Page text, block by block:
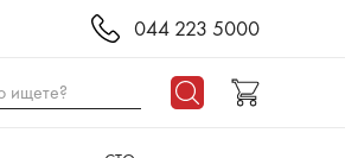
044 223 5000
ищете?